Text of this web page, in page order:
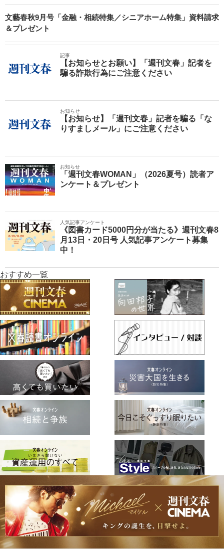
文藝春秋9月号「金融・相続特集／シニアホーム特集」資料請求
＆プレゼント
記事
【お知らせとお願い】「週刊文春」記者を
騙る詐欺行為にご注意ください
お知らせ
【お知らせ】「週刊文春」記者を騙る「な
りすましメール」にご注意ください
お知らせ
「週刊文春WOMAN」（2026夏号）読者ア
ンケート＆プレゼント
人気記事アンケート
《図書カード5000円分が当たる》週刊文春8
月13日・20日号 人気記事アンケート募集
中！
おすすめ一覧